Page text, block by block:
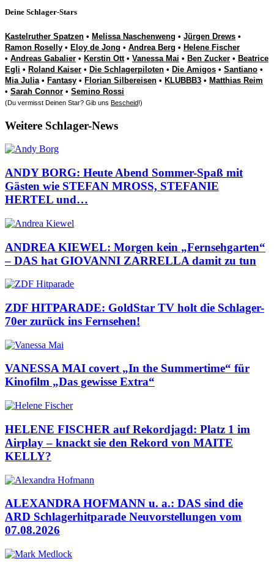
Deine Schlager-Stars
Kastelruther Spatzen • Melissa Naschenweng • Jürgen Drews •
Ramon Roselly • Eloy de Jong • Andrea Berg • Helene Fischer
• Andreas Gabalier • Kerstin Ott• Vanessa Mai • Ben Zucker • Beatrice
Egli • Roland Kaiser • Die Schlagerpiloten • Die Amigos • Santiano •
Mia Julia• Fantasy • Florian Silbereisen • KLUBBB3 • Matthias Reim
• Sarah Connor • Semino Rossi
(Du vermisst Deinen Star? Gib uns Bescheid!)
Weitere Schlager-News
ANDY BORG: Heute Abend Sommer-Spaß mit
Gästen wie STEFAN MROSS, STEFANIE
HERTEL und…
ANDREA KIEWEL: Morgen kein „Fernsehgarten“
– DAS hat GIOVANNI ZARRELLA damit zu tun
ZDF HITPARADE: GoldStar TV holt die Schlager-
70er zurück ins Fernsehen!
VANESSA MAI covert „In the Summertime“ für
Kinofilm „Das gewisse Extra“
HELENE FISCHER auf Rekordjagd: Platz 1 im
Airplay – knackt sie den Rekord von MAITE
KELLY?
ALEXANDRA HOFMANN u. a.: DAS sind die
ARD Schlagerhitparade Neuvorstellungen vom
07.08.2026